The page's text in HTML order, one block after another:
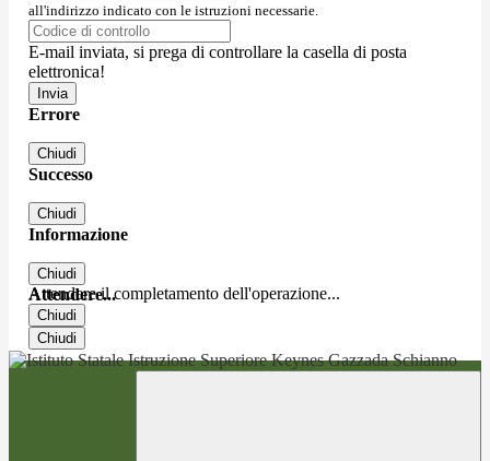
all'indirizzo indicato con le istruzioni necessarie.
E-mail inviata, si prega di controllare la casella di posta
elettronica!
Errore
Chiudi
Successo
Chiudi
Informazione
Chiudi
Attendere...
Attendere il completamento dell'operazione...
Chiudi
Chiudi